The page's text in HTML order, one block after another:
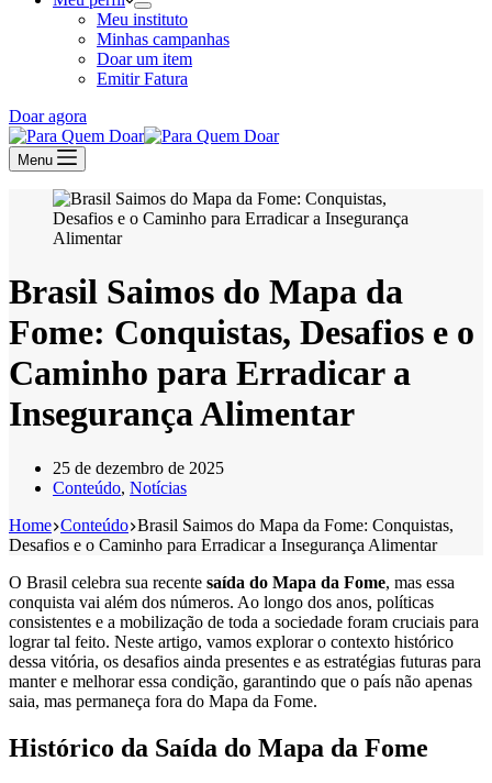
Meu instituto
Minhas campanhas
Doar um item
Emitir Fatura
Doar agora
Menu
Brasil Saimos do Mapa da
Fome: Conquistas, Desafios e o
Caminho para Erradicar a
Insegurança Alimentar
25 de dezembro de 2025
Conteúdo, Notícias
Home Conteúdo Brasil Saimos do Mapa da Fome: Conquistas,
Desafios e o Caminho para Erradicar a Insegurança Alimentar
O Brasil celebra sua recente saída do Mapa da Fome, mas essa
conquista vai além dos números. Ao longo dos anos, políticas
consistentes e a mobilização de toda a sociedade foram cruciais para
lograr tal feito. Neste artigo, vamos explorar o contexto histórico
dessa vitória, os desafios ainda presentes e as estratégias futuras para
manter e melhorar essa condição, garantindo que o país não apenas
saia, mas permaneça fora do Mapa da Fome.
Histórico da Saída do Mapa da Fome